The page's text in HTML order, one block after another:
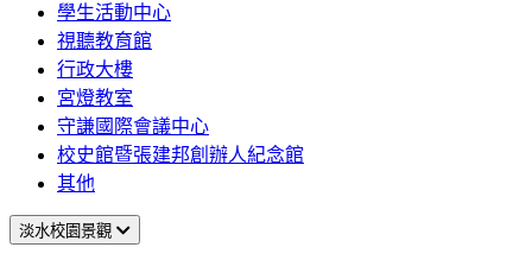
學生活動中心
視聽教育館
行政大樓
宮燈教室
守謙國際會議中心
校史館暨張建邦創辦人紀念館
其他
淡水校園景觀